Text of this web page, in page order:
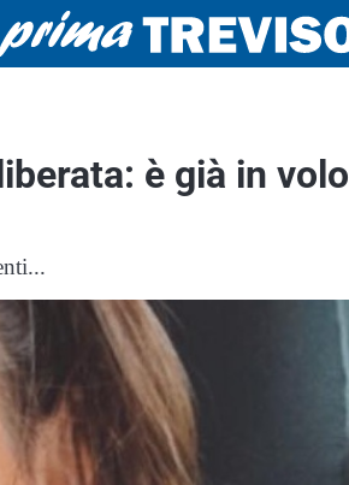
è già in volo